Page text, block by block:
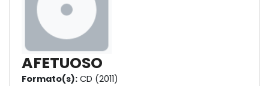
AFETUOSO
Formato(s): CD (2011)